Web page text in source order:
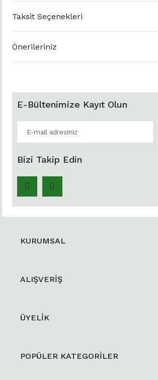
Taksit Seçenekleri
Önerileriniz
E-Bültenimize Kayıt Olun
Bizi Takip Edin
KURUMSAL
ALIŞVERİŞ
ÜYELİK
POPÜLER KATEGORİLER